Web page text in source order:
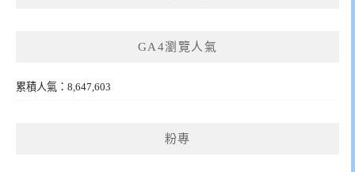
GA4瀏覽人氣
累積人氣：8,647,603
粉專